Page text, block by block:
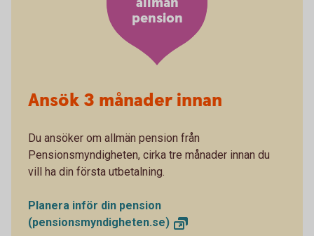
pension
Ansök 3 månader innan
Du ansöker om allmän pension från
Pensionsmyndigheten, cirka tre månader innan du
vill ha din första utbetalning.
Planera inför din pension
(pensionsmyndigheten.se)